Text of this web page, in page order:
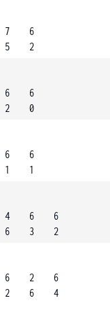
7
5
6
2
6
2
6
0
6
1
6
1
4
6
6
3
6
2
6
2
2
6
6
4